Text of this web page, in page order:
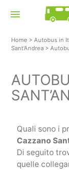
menu
Home >Autobus in
Sant'Andrea >
Quali sono i
Cazzano
Di seguito
quelle